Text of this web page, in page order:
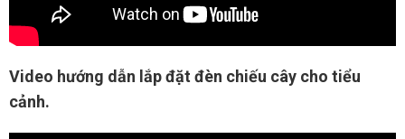
Video hướng dẫn lắp đặt đèn chiếu cây cho tiểu
cảnh.